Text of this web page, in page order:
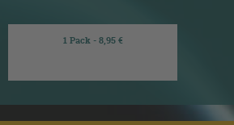
1 Pack - 8,95 €